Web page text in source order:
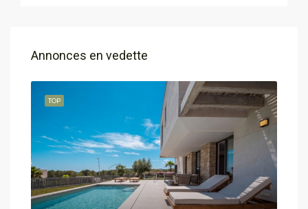
Annonces en vedette
TOP